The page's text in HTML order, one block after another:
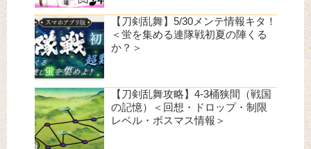
【刀剣乱舞】5/30メンテ情報キタ！
＜蛍を集める連隊戦初夏の陣くる
か？＞
【刀剣乱舞攻略】4-3桶狭間（戦国
の記憶）＜回想・ドロップ・制限
レベル・ボスマス情報＞